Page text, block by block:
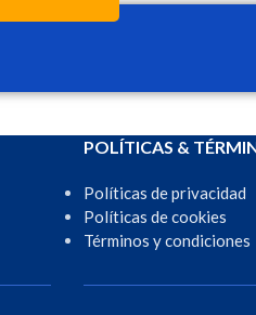
POLÍTICAS &
Políticas de privacidad
Políticas de cookies
Términos y condiciones